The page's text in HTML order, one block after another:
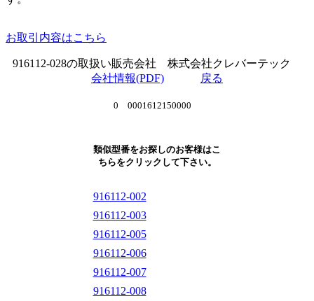
お取引内容はこちら
916112-028の取扱い販売会社 株式会社クレバーテック
会社情報(PDF)
戻る
0 0001612150000
類似型番をお探しのお客様はこ
ちらをクリックして下さい。
916112-002
916112-003
916112-005
916112-006
916112-007
916112-008